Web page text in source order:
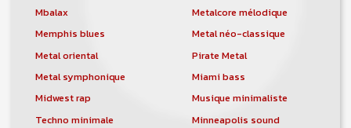
Mbalax
Metalcore mélodique
Memphis blues
Metal néo-classique
Metal oriental
Pirate Metal
Metal symphonique
Miami bass
Midwest rap
Musique minimaliste
Techno minimale
Minneapolis sound